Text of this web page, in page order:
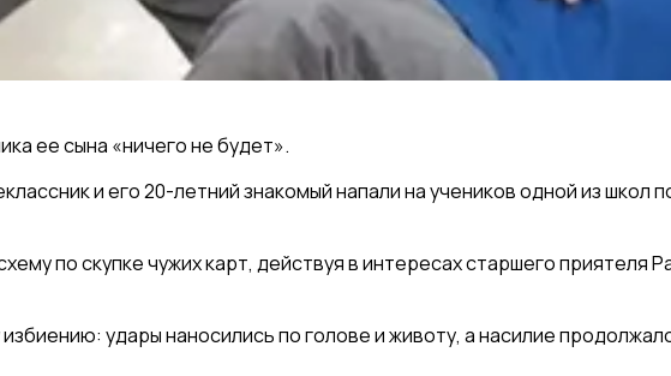
ее сына «ничего не будет».
и его 20-летний знакомый напали на учеников одной из
по скупке чужих карт, действуя в интересах старшего приятеля
удары наносились по голове и животу, а насилие